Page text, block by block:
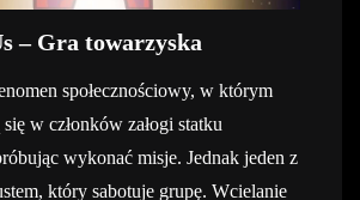
– Gra towarzyska
społecznościowy, w którym
w członków załogi statku
wykonać misje. Jednak jeden z
który sabotuje grupę. Wcielanie